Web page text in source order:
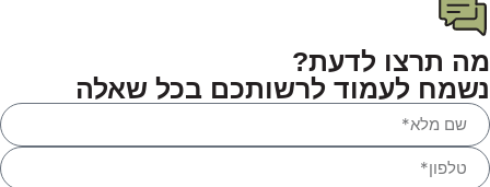
מה תרצו לדעת?
נשמח לעמוד לרשותכם בכל שאלה